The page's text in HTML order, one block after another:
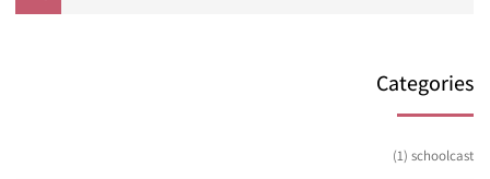
Categories
schoolcast
(1)